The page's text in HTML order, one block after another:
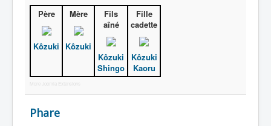
Série
Acteur
Personnage
Équipement
Père
Kôzuki
Mère
Kôzuki
Fils
aîné
Kôzuki
Shingo
Fille
cadette
Kôzuki
Kaoru
More Joomla Extensions
Phare